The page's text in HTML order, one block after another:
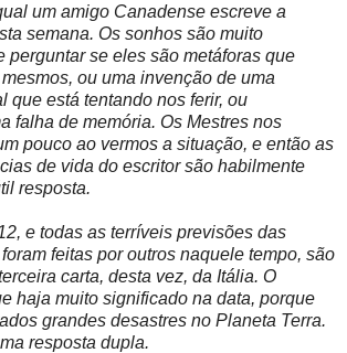
um amigo Canadense escreve a
semana. Os sonhos são muito
perguntar se eles são metáforas que
ou uma invenção de uma
que está tentando nos ferir, ou
falha de memória. Os Mestres nos
pouco ao vermos a situação, e então as
de vida do escritor são habilmente
resposta.
e todas as terríveis previsões das
feitas por outros naquele tempo, são
carta, desta vez, da Itália. O
haja muito significado na data, porque
grandes desastres no Planeta Terra.
resposta dupla.